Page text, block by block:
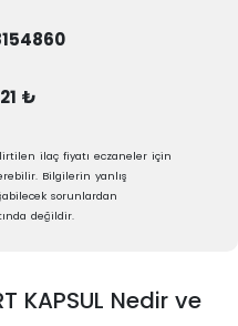
₺
ilaç fiyatı eczaneler için
Bilgilerin yanlış
sorunlardan
değildir.
KAPSUL Nedir ve